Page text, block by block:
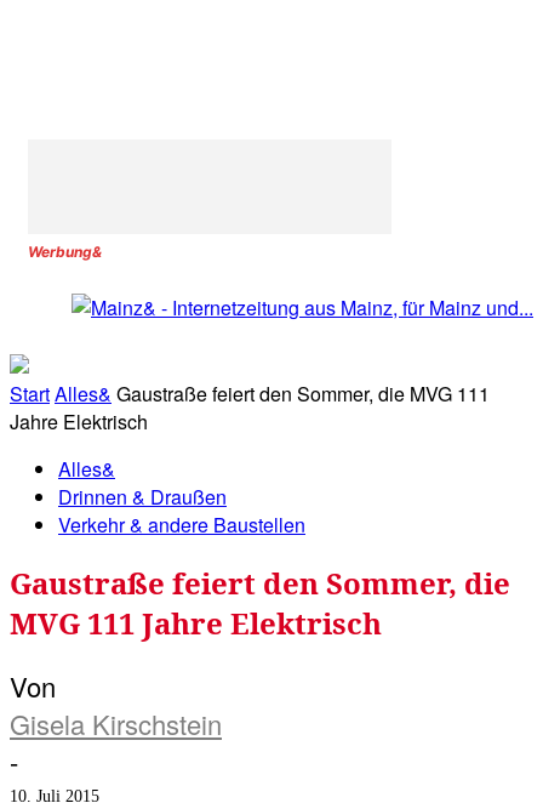
Werbung&
StartAlles& Gaustraße feiert den Sommer, die MVG 111
Jahre Elektrisch
Alles&
Drinnen & Draußen
Verkehr & andere Baustellen
Gaustraße feiert den Sommer, die
MVG 111 Jahre Elektrisch
Von
Gisela Kirschstein
-
10. Juli 2015